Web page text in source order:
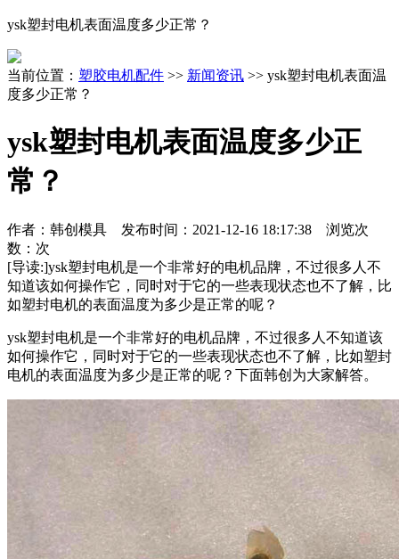
ysk塑封电机表面温度多少正常？
当前位置： 塑胶电机配件 >> 新闻资讯 >> ysk塑封电机表面温
度多少正常？
ysk塑封电机表面温度多少正
常？
作者：韩创模具 发布时间： 2021-12-16 18:17:38 浏览次
数： 次
[导读:]ysk塑封电机是一个非常好的电机品牌，不过很多人不
知道该如何操作它，同时对于它的一些表现状态也不了解，比
如塑封电机的表面温度为多少是正常的呢？
ysk塑封电机是一个非常好的电机品牌，不过很多人不知道该
如何操作它，同时对于它的一些表现状态也不了解，比如塑封
电机的表面温度为多少是正常的呢？下面韩创为大家解答。